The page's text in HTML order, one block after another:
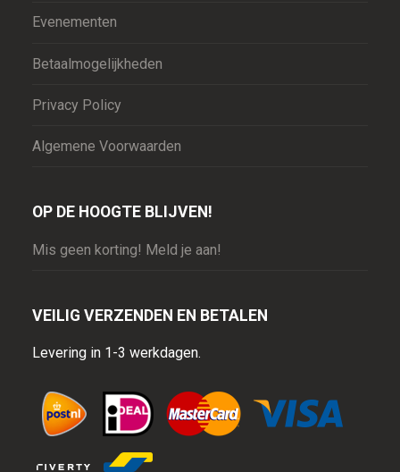
Evenementen
Betaalmogelijkheden
Privacy Policy
Algemene Voorwaarden
OP DE HOOGTE BLIJVEN!
Mis geen korting! Meld je aan!
VEILIG VERZENDEN EN BETALEN
Levering in 1-3 werkdagen.